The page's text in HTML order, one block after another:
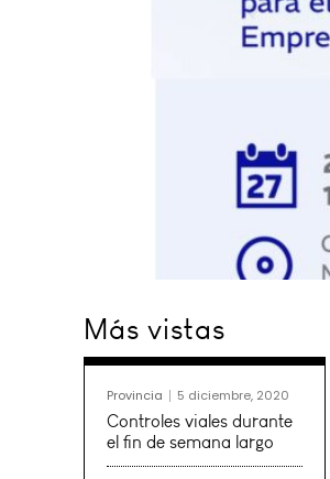
Más vistas
Provincia 5 diciembre, 2020
Controles viales durante
el fin de semana largo